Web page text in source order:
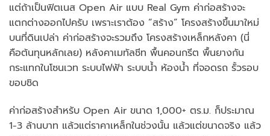
แต่ถ้าเป็นฟิตเนส Open Air แบบ Real Gym ค่าก่อสร้างจะ
แตกต่างออกไปครับ เพราะเราต้อง “สร้าง” โครงสร้างขึ้นมาใหม่
บนที่ดินเปล่า ค่าก่อสร้างจะรวมถึง โครงสร้างเหล็กหลังคา (นี่
คือต้นทุนหลักเลย) หลังคาเมทัลชีท พื้นคอนกรีต พื้นยางกัน
กระแทกในโซนเวท ระบบไฟฟ้า ระบบน้ำ ห้องน้ำ ที่จอดรถ รั้วรอบ
ขอบชิด
ค่าก่อสร้างสำหรับ Open Air ขนาด 1,000+ ตร.ม. ก็ประมาณ
1-3 ล้านบาท แล้วแต่ราคาเหล็กในช่วงนั้น แล้วแต่ขนาดจริง แล้ว